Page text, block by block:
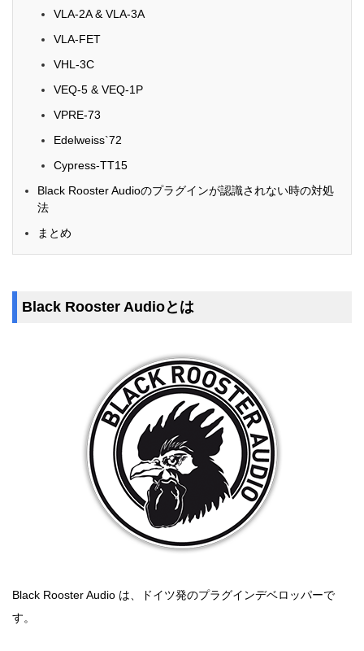
VLA-2A & VLA-3A
VLA-FET
VHL-3C
VEQ-5 & VEQ-1P
VPRE-73
Edelweiss`72
Cypress-TT15
Black Rooster Audioのプラグインが認識されない時の対処
法
まとめ
Black Rooster Audioとは
Black Rooster Audio は、ドイツ発のプラグインデベロッパーで
す。